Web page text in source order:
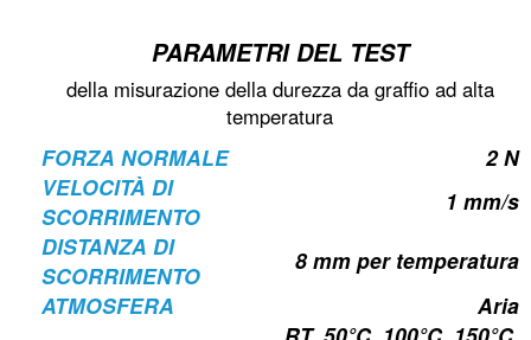
PARAMETRI DEL TEST
della misurazione della durezza da graffio ad alta
temperatura
FORZA NORMALE
2 N
VELOCITÀ DI
SCORRIMENTO
1 mm/s
DISTANZA DI
SCORRIMENTO
8 mm per temperatura
ATMOSFERA
Aria